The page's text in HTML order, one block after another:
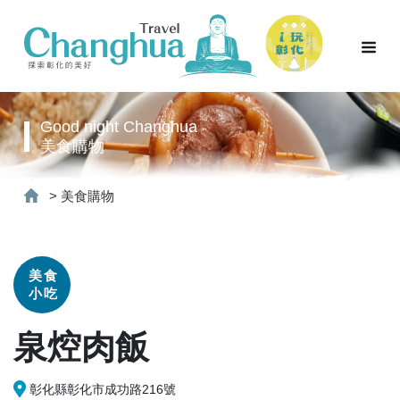
Good night Changhua
美食購物
> 美食購物
美食
小吃
泉焢肉飯
彰化縣彰化市成功路216號